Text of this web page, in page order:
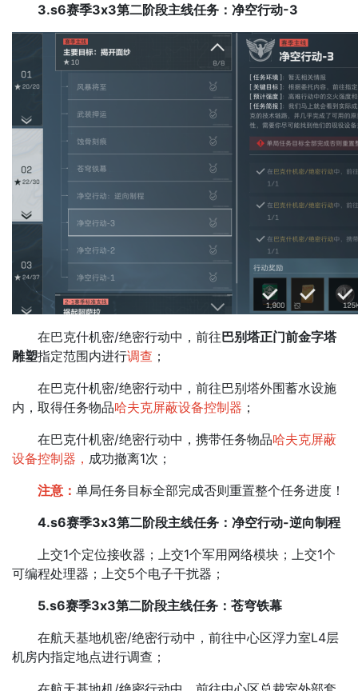
3.s6赛季3x3第二阶段主线任务：净空行动-3
在巴克什机密/绝密行动中，前往巴别塔正门前金字塔
雕塑指定范围内进行调查 ；
在巴克什机密/绝密行动中，前往巴别塔外围蓄水设施
内，取得任务物品哈夫克屏蔽设备控制器 ；
在巴克什机密/绝密行动中，携带任务物品哈夫克屏蔽
设备控制器， 成功撤离1次；
注意： 单局任务目标全部完成否则重置整个任务进度！
4.s6赛季3x3第二阶段主线任务：净空行动-逆向制程
上交1个定位接收器；上交1个军用网络模块；上交1个
可编程处理器；上交5个电子干扰器；
5.s6赛季3x3第二阶段主线任务：苍穹铁幕
在航天基地机密/绝密行动中，前往中心区浮力室L4层
机房内指定地点进行调查；